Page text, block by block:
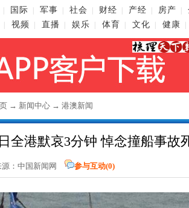
国际 军事 社会 财经 产经 房产
视频 直播 娱乐 体育 文化 健康
→ 新闻中心 → 港澳新闻
全港默哀3分钟 悼念撞船事故
： 中国新闻网 参与互动(0)